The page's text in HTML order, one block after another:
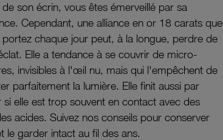
de son écrin, vous êtes émerveillé par sa
Cependant, une alliance en or 18 carats que
portez chaque jour peut, à la longue, perdre de
Elle a tendance à se couvrir de micro-
invisibles à l'œil nu, mais qui l'empêchent de
parfaitement la lumière. Elle finit aussi par
si elle est trop souvent en contact avec des
acides. Suivez nos conseils pour conserver
le garder intact au fil des ans.